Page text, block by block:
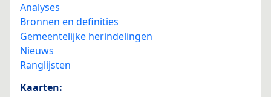
Analyses
Bronnen en definities
Gemeentelijke herindelingen
Nieuws
Ranglijsten
Kaarten: